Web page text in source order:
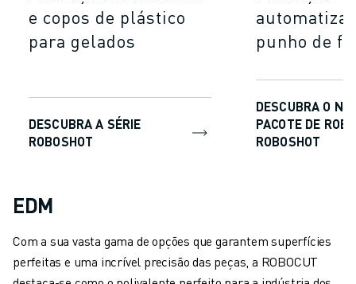
e copos de plástico
para gelados
DESCUBRA A SÉRIE
ROBOSHOT
punho de
DESCUBRA O
PACOTE DE
ROBOSHOT
EDM
Com a sua vasta gama de opções que garantem superfícies
perfeitas e uma incrível precisão das peças, a ROBOCUT